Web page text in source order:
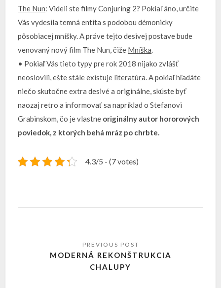
The Nun: Videli ste filmy Conjuring 2? Pokiaľ áno, určite
Vás vydesila temná entita s podobou démonicky
pôsobiacej mníšky. A práve tejto desivej postave bude
venovaný nový film The Nun, čiže Mníška.
• Pokiaľ Vás tieto typy pre rok 2018 nijako zvlášť
neoslovili, ešte stále existuje literatúra. A pokiaľ hľadáte
niečo skutočne extra desivé a originálne, skúste byť
naozaj retro a informovať sa napríklad o Stefanovi
Grabinskom, čo je vlastne originálny autor hororových
poviedok, z ktorých behá mráz po chrbte.
4.3/5 - (7 votes)
MODERNÁ REKONŠTRUKCIA
CHALUPY